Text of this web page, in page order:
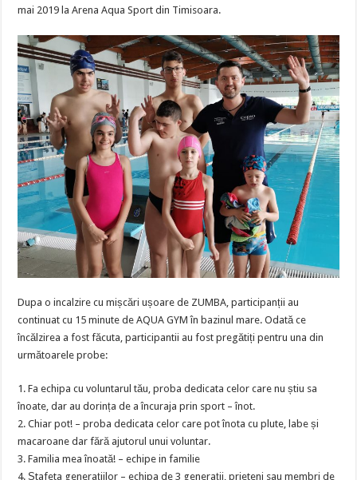
mai 2019 la Arena Aqua Sport din Timisoara.
Dupa o incalzire cu mișcări ușoare de ZUMBA, participanții au
continuat cu 15 minute de AQUA GYM în bazinul mare. Odată ce
încălzirea a fost făcuta, participantii au fost pregătiți pentru una din
următoarele probe:
1. Fa echipa cu voluntarul tău, proba dedicata celor care nu știu sa
înoate, dar au dorința de a încuraja prin sport – înot.
2. Chiar pot! – proba dedicata celor care pot înota cu plute, labe și
macaroane dar fără ajutorul unui voluntar.
3. Familia mea înoată! – echipe in familie
4. Ștafeta generațiilor – echipa de 3 generații, prieteni sau membri de